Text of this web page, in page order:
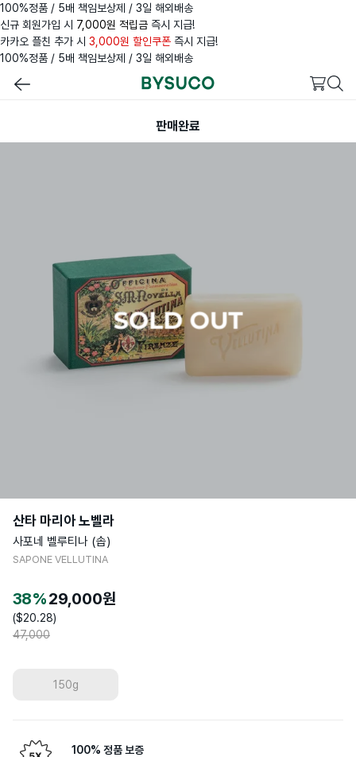
100%정품 / 5배 책임보상제 / 3일 해외배송
신규 회원가입 시 7,000원 적립금 즉시 지급!
카카오 플친 추가 시 3,000원 할인쿠폰 즉시 지급!
100%정품 / 5배 책임보상제 / 3일 해외배송
판매완료
산타 마리아 노벨라
사포네 벨루티나 (솝)
SAPONE VELLUTINA
38%29,000원
($20.28)
47,000
150g
100% 정품 보증